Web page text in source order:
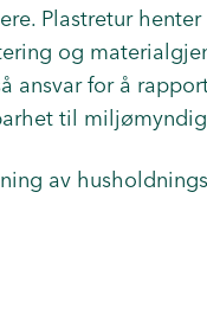
Plastretur
og
ansvar for å
til
av